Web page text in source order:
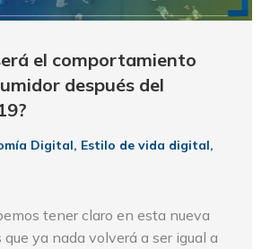
el comportamiento
después del
Digital, Estilo de vida digital,
tener claro en esta nueva
que ya nada volverá a ser igual a